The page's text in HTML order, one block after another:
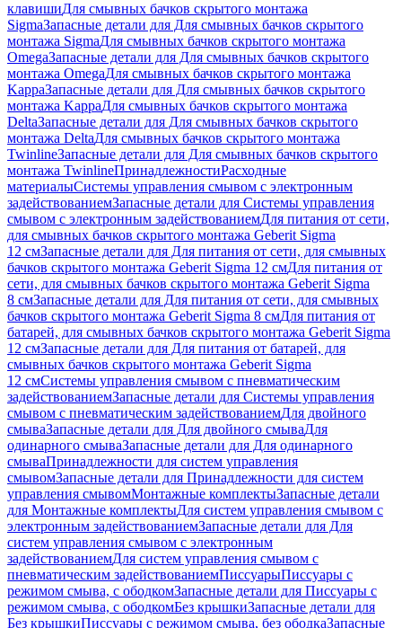
клавишиДля смывных бачков скрытого монтажа
SigmaЗапасные детали для Для смывных бачков скрытого
монтажа SigmaДля смывных бачков скрытого монтажа
OmegaЗапасные детали для Для смывных бачков скрытого
монтажа OmegaДля смывных бачков скрытого монтажа
KappaЗапасные детали для Для смывных бачков скрытого
монтажа KappaДля смывных бачков скрытого монтажа
DeltaЗапасные детали для Для смывных бачков скрытого
монтажа DeltaДля смывных бачков скрытого монтажа
TwinlineЗапасные детали для Для смывных бачков скрытого
монтажа TwinlineПринадлежностиРасходные
материалыСистемы управления смывом с электронным
задействованиемЗапасные детали для Системы управления
смывом с электронным задействованиемДля питания от сети,
для смывных бачков скрытого монтажа Geberit Sigma
12 смЗапасные детали для Для питания от сети, для смывных
бачков скрытого монтажа Geberit Sigma 12 смДля питания от
сети, для смывных бачков скрытого монтажа Geberit Sigma
8 смЗапасные детали для Для питания от сети, для смывных
бачков скрытого монтажа Geberit Sigma 8 смДля питания от
батарей, для смывных бачков скрытого монтажа Geberit Sigma
12 смЗапасные детали для Для питания от батарей, для
смывных бачков скрытого монтажа Geberit Sigma
12 смСистемы управления смывом с пневматическим
задействованиемЗапасные детали для Системы управления
смывом с пневматическим задействованиемДля двойного
смываЗапасные детали для Для двойного смываДля
одинарного смываЗапасные детали для Для одинарного
смываПринадлежности для систем управления
смывомЗапасные детали для Принадлежности для систем
управления смывомМонтажные комплектыЗапасные детали
для Монтажные комплектыДля систем управления смывом с
электронным задействованиемЗапасные детали для Для
систем управления смывом с электронным
задействованиемДля систем управления смывом с
пневматическим задействованиемПиссуарыПиссуары с
режимом смыва, с ободкомЗапасные детали для Писсуары с
режимом смыва, с ободкомБез крышкиЗапасные детали для
Без крышкиПиссуары с режимом смыва, без ободкаЗапасные